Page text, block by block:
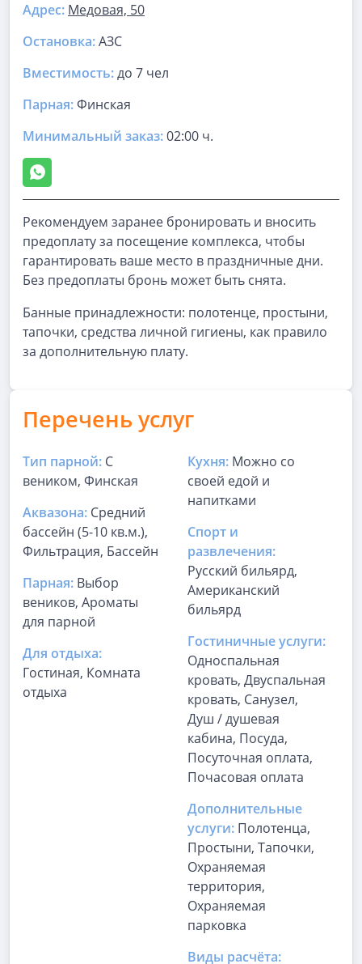
Адрес: Медовая, 50
Остановка:АЗС
Вместимость:до 7 чел
Парная:Финская
Минимальный заказ:02:00 ч.
Рекомендуем заранее бронировать и вносить
предоплату за посещение комплекса, чтобы
гарантировать ваше место в праздничные дни.
Без предоплаты бронь может быть снята.
Банные принадлежности: полотенце, простыни,
тапочки, средства личной гигиены, как правило
за дополнительную плату.
Перечень услуг
Тип парной: С
веником, Финская
Аквазона: Средний
бассейн (5-10 кв.м.),
Фильтрация, Бассейн
Парная: Выбор
веников, Ароматы
для парной
Для отдыха:
Гостиная, Комната
отдыха
Кухня: Можно со
своей едой и
напитками
Спорт и
развлечения:
Русский бильярд,
Американский
бильярд
Гостиничные услуги:
Односпальная
кровать, Двуспальная
кровать, Санузел,
Душ / душевая
кабина, Посуда,
Посуточная оплата,
Почасовая оплата
Дополнительные
услуги: Полотенца,
Простыни, Тапочки,
Охраняемая
территория,
Охраняемая
парковка
Виды расчёта: